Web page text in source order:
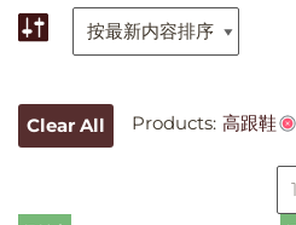
Clear All Products: 高跟鞋